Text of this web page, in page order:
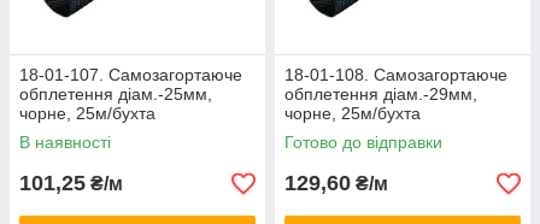
18-01-107. Самозагортаюче
обплетення діам.-25мм,
чорне, 25м/бухта
В наявності
101,25 ₴/м
18-01-108. Самозагортаюче
обплетення діам.-29мм,
чорне, 25м/бухта
Готово до відправки
129,60 ₴/м